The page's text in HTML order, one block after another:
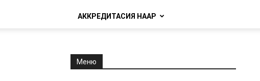
АККРЕДИТАСИЯ НААР
Меню